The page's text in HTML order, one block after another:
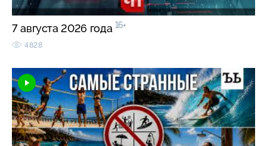
7 августа 2026 года 16+
4828